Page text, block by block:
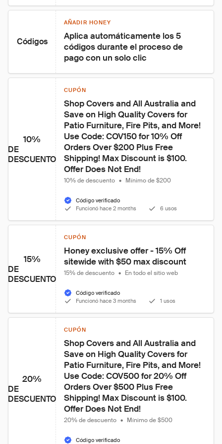
Códigos
AÑADIR HONEY
Aplica automáticamente los 5
códigos durante el proceso de
pago con un solo clic
10%
DE
DESCUENTO
CUPÓN
Shop Covers and All Australia and
Save on High Quality Covers for
Patio Furniture, Fire Pits, and More!
Use Code: COV150 for 10% Off
Orders Over $200 Plus Free
Shipping! Max Discount is $100.
Offer Does Not End!
10% de descuento • Mínimo de $200
Código verificado
Funcionó hace 2 months
6 usos
15%
DE
DESCUENTO
CUPÓN
Honey exclusive offer - 15% Off
sitewide with $50 max discount
15% de descuento • En todo el sitio web
Código verificado
Funcionó hace 3 months
1 usos
20%
DE
DESCUENTO
CUPÓN
Shop Covers and All Australia and
Save on High Quality Covers for
Patio Furniture, Fire Pits, and More!
Use Code: COV500 for 20% Off
Orders Over $500 Plus Free
Shipping! Max Discount is $100.
Offer Does Not End!
20% de descuento • Mínimo de $500
Código verificado